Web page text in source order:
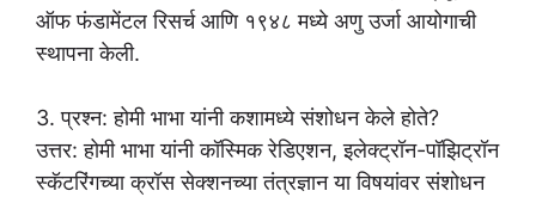
ऑफ फंडामेंटल रिसर्च आणि १९४८ मध्ये अणु उर्जा आयोगाची
स्थापना केली.
3. प्रश्न: होमी भाभा यांनी कशामध्ये संशोधन केले होते?
उत्तर: होमी भाभा यांनी कॉस्मिक रेडिएशन, इलेक्ट्रॉन-पॉझिट्रॉन
स्कॅटरिंगच्या क्रॉस सेक्शनच्या तंत्रज्ञान या विषयांवर संशोधन